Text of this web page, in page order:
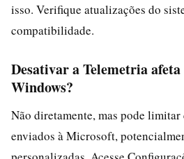
isso. Verifique atualizações do
compatibilidade.
Desativar a Telemetria afeta
Windows?
Não diretamente, mas pode
enviados à Microsoft,